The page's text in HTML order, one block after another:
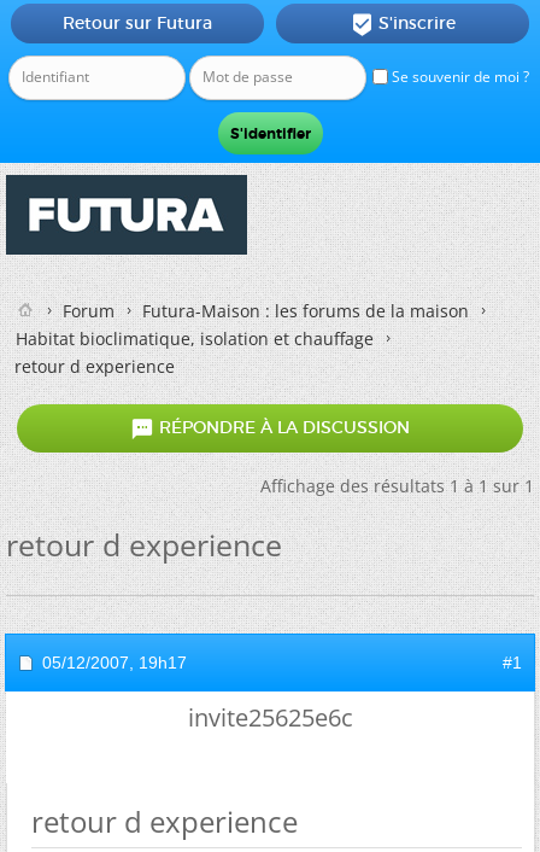
Se souvenir de moi ?
Retour sur Futura  S'inscrire
Forum
Futura-Maison : les forums de la maison
Habitat bioclimatique, isolation et chauffage
retour d experience
 RÉPONDRE À LA DISCUSSION
Affichage des résultats 1 à 1 sur 1
retour d experience
05/12/2007, 19h17 #1
invite25625e6c
retour d experience